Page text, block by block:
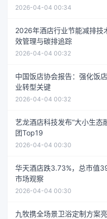
2026-04-04 00:34
2026年酒店行业节能减排技
效管理与碳排追踪
2026-04-04 00:32
中国饭店协会报告：强化饭
业转型关键
2026-04-04 00:32
艺龙酒店科技发布“大小生态
团Top19
2026-04-04 00:30
华天酒店跌3.73%，总市值
市场观察
2026-04-04 00:30
九牧携全场景卫浴定制方案